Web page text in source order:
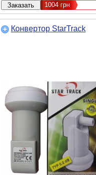
1004 грн
Конвертор StarTrack